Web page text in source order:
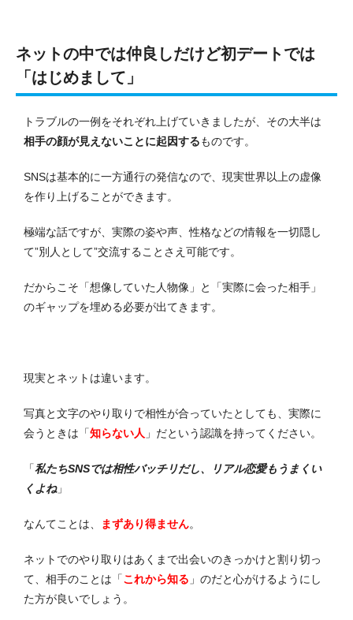
ネットの中では仲良しだけど初デートでは
「はじめまして」
トラブルの一例をそれぞれ上げていきましたが、その大半は
相手の顔が見えないことに起因するものです。
SNSは基本的に一方通行の発信なので、現実世界以上の虚像
を作り上げることができます。
極端な話ですが、実際の姿や声、性格などの情報を一切隠し
て”別人として”交流することさえ可能です。
だからこそ「想像していた人物像」と「実際に会った相手」
のギャップを埋める必要が出てきます。
現実とネットは違います。
写真と文字のやり取りで相性が合っていたとしても、 実際に
会うときは「知らない人 」だという認識を持ってください。
「私たちSNSでは相性バッチリだし、リアル恋愛もうまくい
くよね」
なんてことは、 まずあり得ません。
ネットでのやり取りはあくまで出会いのきっかけと割り切っ
て、相手のことは 「これから知る 」 のだと心がけるようにし
た方が良いでしょう。